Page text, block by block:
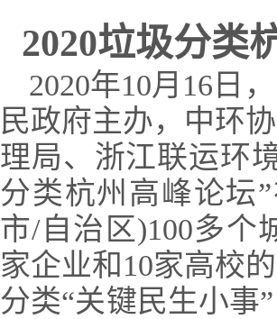
2020垃圾分类
2020年10月16日
民政府主办，中环
理局、浙江联运环
分类杭州高峰论坛
市/自治区)100多个
家企业和10家高校
分类“关键民生小事